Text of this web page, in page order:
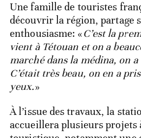
Une famille de touristes
découvrir la région, partage
enthousiasme: «C’est la
vient à Tétouan et on a
marché dans la médina, on
C’était très beau, on en a
yeux.»
À l’issue des travaux, la
accueillera plusieurs projets